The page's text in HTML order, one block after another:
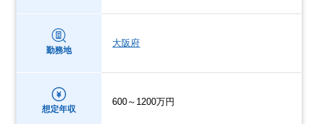
勤務地
大阪府
想定年収
600～1200万円